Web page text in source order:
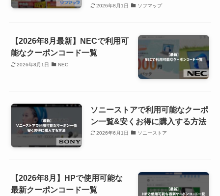
2026年8月1日 ソフマップ
【2026年8月最新】NECで利用可
能なクーポンコード一覧
2026年8月1日 NEC
ソニーストアで利用可能なクーポ
ン一覧&安くお得に購入する方法
2026年6月1日 ソニーストア
【2026年8月】HPで使用可能な
最新クーポンコード一覧